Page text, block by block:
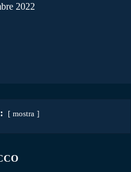
2022
mostra